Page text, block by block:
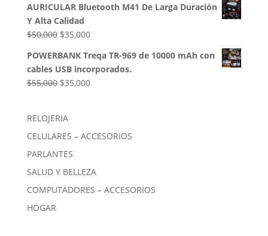
AURICULAR Bluetooth M41 De Larga Duración
Y Alta Calidad
$50,000 El
original
era:
$50,000.
$35,000El
actual
es:
$35,000.
POWERBANK Treqa TR-969 de 10000 mAh con
cables USB incorporados.
$55,000 El
era:
$55,000.
$35,000El
$35,000.
RELOJERIA
CELULARES – ACCESORIOS
PARLANTES
SALUD Y BELLEZA
COMPUTADORES – ACCESORIOS
HOGAR